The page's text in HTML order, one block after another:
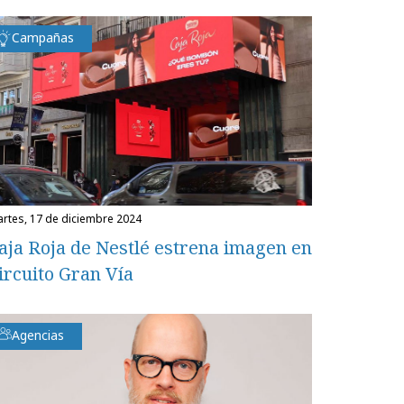
Campañas
17 de diciembre 2024
Roja de Nestlé estrena imagen en
Gran Vía
Agencias